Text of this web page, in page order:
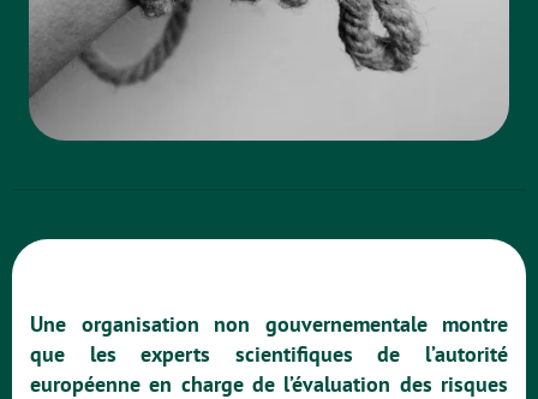
Une organisation non gouvernementale montre
que les experts scientifiques de l’autorité
européenne en charge de l’évaluation des risques